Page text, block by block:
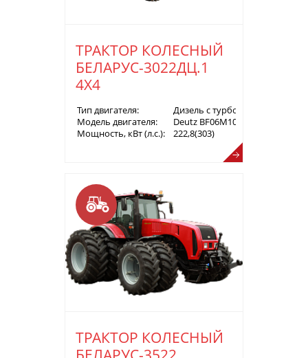
ТРАКТОР КОЛЕСНЫЙ
БЕЛАРУС-3022ДЦ.1
4Х4
Тип двигателя:
Дизель с турбонаддувом
Модель двигателя:
Deutz BF06M1013FC
Мощность, кВт (л.с.):
222,8(303)
ТРАКТОР КОЛЕСНЫЙ